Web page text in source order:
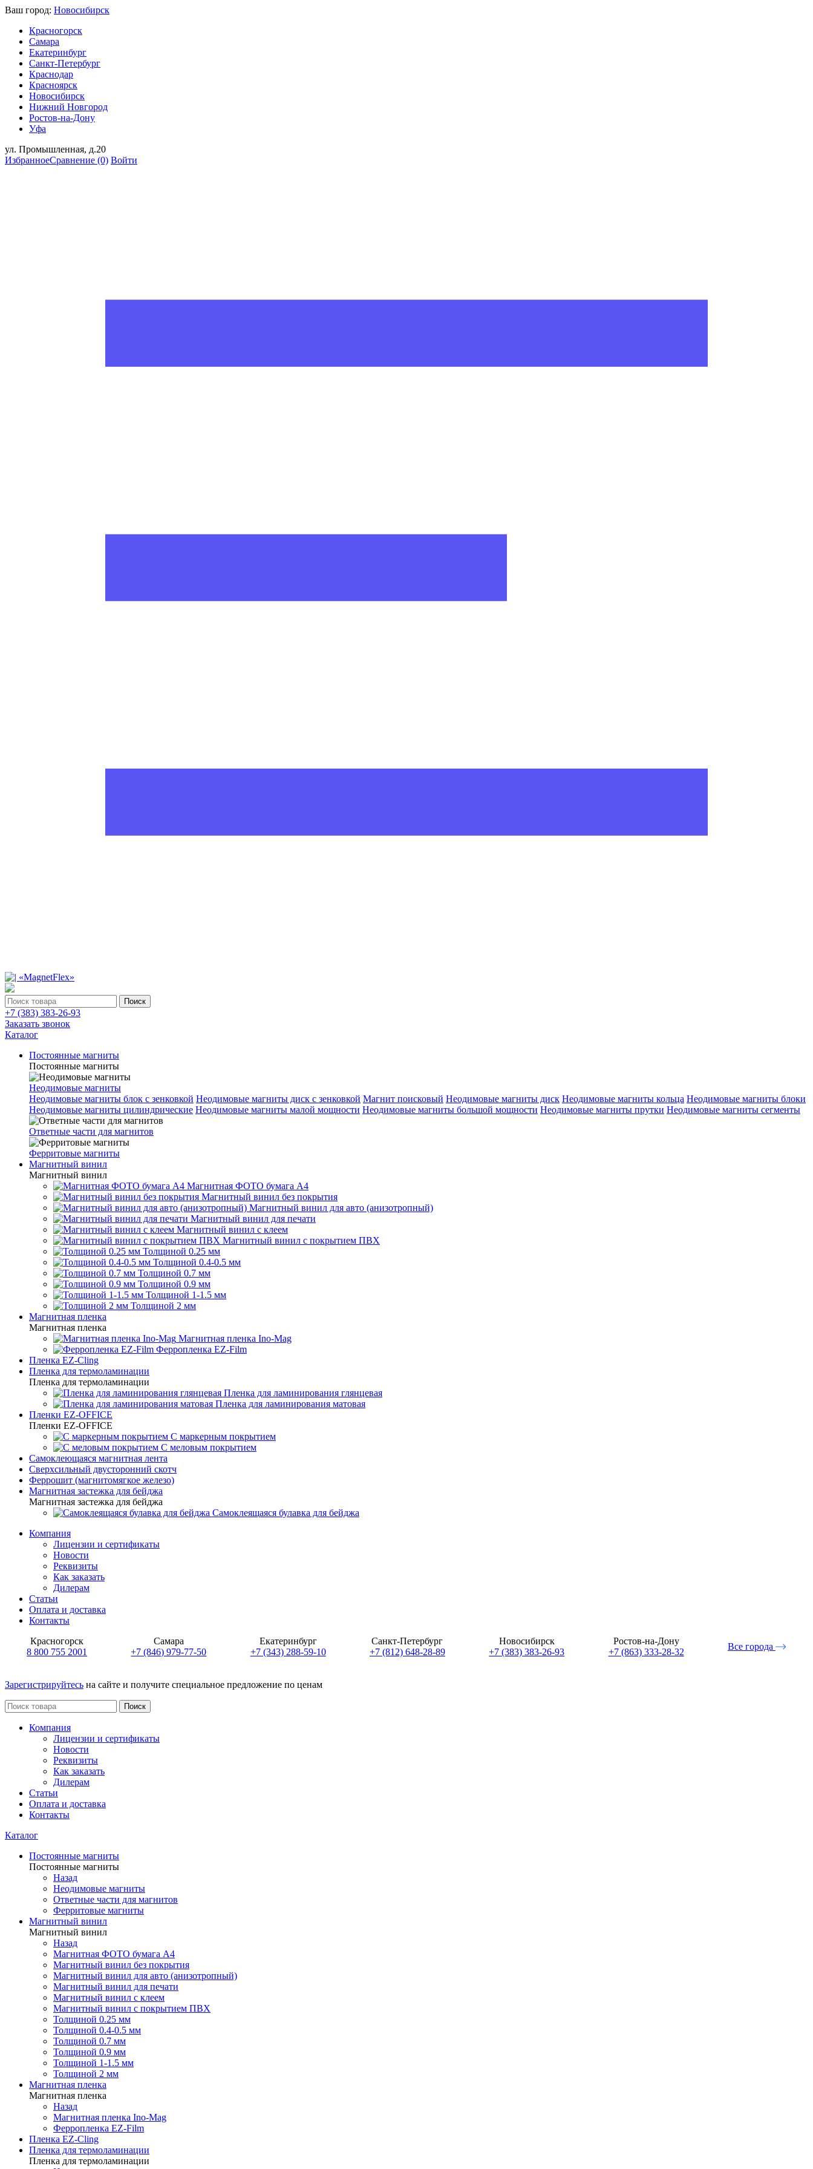
Ваш город: Новосибирск
Красногорск
Самара
Екатеринбург
Санкт-Петербург
Краснодар
Красноярск
Новосибирск
Нижний Новгород
Ростов-на-Дону
Уфа
ул. Промышленная, д.20
ИзбранноеСравнение (0) Войти
Поиск
+7 (383) 383-26-93
Заказать звонок
Каталог
Постоянные магниты
Постоянные магниты
Неодимовые магниты
Неодимовые магниты блок с зенковкой Неодимовые магниты диск с зенковкой Магнит поисковый Неодимовые магниты диск Неодимовые магниты кольца Неодимовые магниты блоки
Неодимовые магниты цилиндрические Неодимовые магниты малой мощности Неодимовые магниты большой мощности Неодимовые магниты прутки Неодимовые магниты сегменты
Ответные части для магнитов
Ферритовые магниты
Магнитный винил
Магнитный винил
Магнитная ФОТО бумага А4
Магнитный винил без покрытия
Магнитный винил для авто (анизотропный)
Магнитный винил для печати
Магнитный винил с клеем
Магнитный винил с покрытием ПВХ
Толщиной 0.25 мм
Толщиной 0.4-0.5 мм
Толщиной 0.7 мм
Толщиной 0.9 мм
Толщиной 1-1.5 мм
Толщиной 2 мм
Магнитная пленка
Магнитная пленка
Магнитная пленка Ino-Mag
Ферропленка EZ-Film
Пленка EZ-Cling
Пленка для термоламинации
Пленка для термоламинации
Пленка для ламинирования глянцевая
Пленка для ламинирования матовая
Пленки EZ-OFFICE
Пленки EZ-OFFICE
С маркерным покрытием
С меловым покрытием
Самоклеющаяся магнитная лента
Сверхсильный двусторонний скотч
Феррошит (магнитомягкое железо)
Магнитная застежка для бейджа
Магнитная застежка для бейджа
Самоклеящаяся булавка для бейджа
Компания
Лицензии и сертификаты
Новости
Реквизиты
Как заказать
Дилерам
Статьи
Оплата и доставка
Контакты
Красногорск
8 800 755 2001
Самара
+7 (846) 979-77-50
Екатеринбург
+7 (343) 288-59-10
Санкт-Петербург
+7 (812) 648-28-89
Новосибирск
+7 (383) 383-26-93
Ростов-на-Дону
+7 (863) 333-28-32
Все города
Зарегистрируйтесь на сайте и получите специальное предложение по ценам
Поиск
Компания
Лицензии и сертификаты
Новости
Реквизиты
Как заказать
Дилерам
Статьи
Оплата и доставка
Контакты
Каталог
Постоянные магниты
Постоянные магниты
Назад
Неодимовые магниты
Ответные части для магнитов
Ферритовые магниты
Магнитный винил
Магнитный винил
Назад
Магнитная ФОТО бумага А4
Магнитный винил без покрытия
Магнитный винил для авто (анизотропный)
Магнитный винил для печати
Магнитный винил с клеем
Магнитный винил с покрытием ПВХ
Толщиной 0.25 мм
Толщиной 0.4-0.5 мм
Толщиной 0.7 мм
Толщиной 0.9 мм
Толщиной 1-1.5 мм
Толщиной 2 мм
Магнитная пленка
Магнитная пленка
Назад
Магнитная пленка Ino-Mag
Ферропленка EZ-Film
Пленка EZ-Cling
Пленка для термоламинации
Пленка для термоламинации